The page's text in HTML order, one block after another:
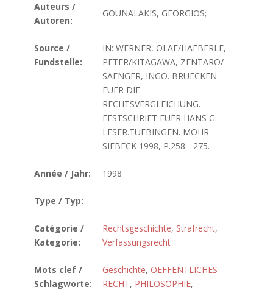
Auteurs /
Autoren:
GOUNALAKIS, GEORGIOS;
Source /
Fundstelle:
IN: WERNER, OLAF/HAEBERLE,
PETER/KITAGAWA, ZENTARO/
SAENGER, INGO. BRUECKEN
FUER DIE
RECHTSVERGLEICHUNG.
FESTSCHRIFT FUER HANS G.
LESER.TUEBINGEN. MOHR
SIEBECK 1998, P.258 - 275.
Année / Jahr: 1998
Type / Typ:
Catégorie /
Kategorie:
Rechtsgeschichte, Strafrecht,
Verfassungsrecht
Mots clef /
Schlagworte:
Geschichte, OEFFENTLICHES
RECHT, PHILOSOPHIE,